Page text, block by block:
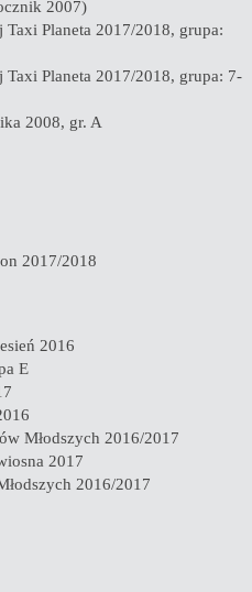
2007)
Planeta 2017/2018, grupa:
Planeta 2017/2018, grupa: 7-
2008, gr. A
2017/2018
2016
E
Młodszych 2016/2017
2017
2016/2017